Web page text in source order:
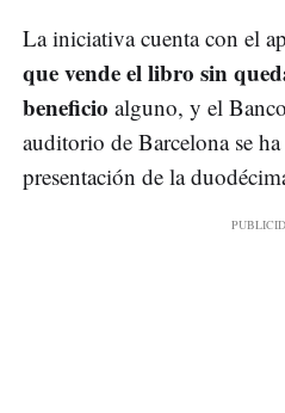
La iniciativa cuenta con el
que vende el libro sin
beneficio alguno, y el
auditorio de Barcelona se
presentación de la